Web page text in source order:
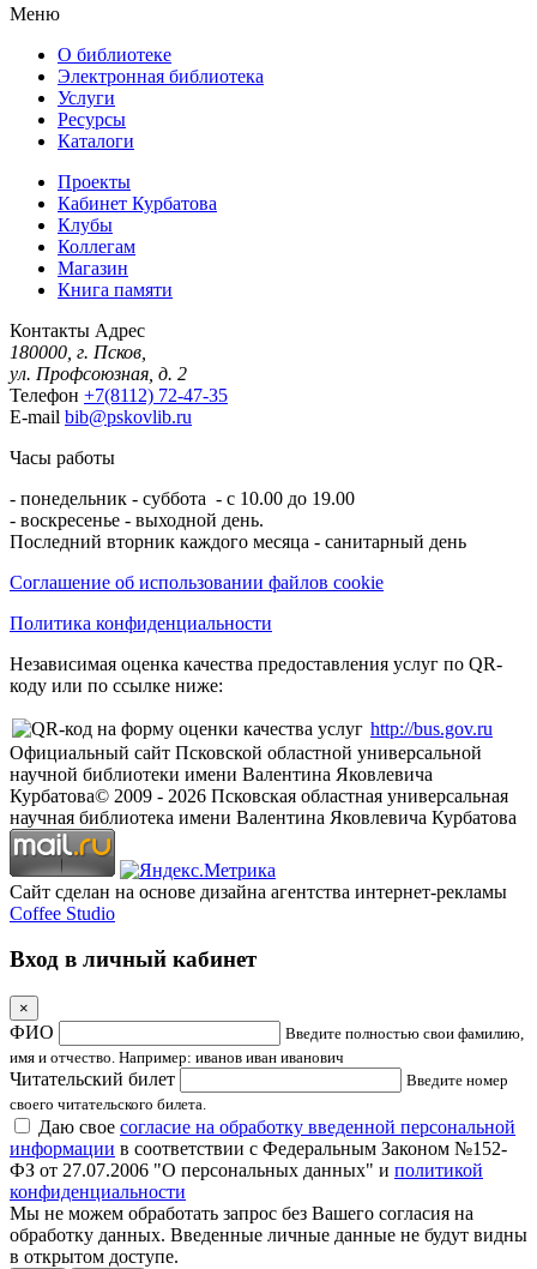
Меню
О библиотеке
Электронная библиотека
Услуги
Ресурсы
Каталоги
Проекты
Кабинет Курбатова
Клубы
Коллегам
Магазин
Книга памяти
Контакты Адрес
180000, г. Псков,
ул. Профсоюзная, д. 2
Телефон +7(8112) 72-47-35
E-mail bib@pskovlib.ru
Часы работы
- понедельник - суббота - с 10.00 до 19.00
- воскресенье - выходной день.
Последний вторник каждого месяца - санитарный день
Соглашение об использовании файлов cookie
Политика конфиденциальности
Независимая оценка качества предоставления услуг по QR-
коду или по ссылке ниже:
http://bus.gov.ru
Официальный сайт Псковской областной универсальной
научной библиотеки имени Валентина Яковлевича
Курбатова© 2009 - 2026 Псковская областная универсальная
научная библиотека имени Валентина Яковлевича Курбатова
Сайт сделан на основе дизайна агентства интернет-рекламы
Coffee Studio
Вход в личный кабинет
×
ФИО
Введите полностью свои фамилию,
имя и отчество. Например: иванов иван иванович
Читательский билет
Введите номер
своего читательского билета.
Даю свое согласие на обработку введенной персональной
информации в соответствии с Федеральным Законом №152-
ФЗ от 27.07.2006 "О персональных данных" и политикой
конфиденциальности
Мы не можем обработать запрос без Вашего согласия на
обработку данных. Введенные личные данные не будут видны
в открытом доступе.